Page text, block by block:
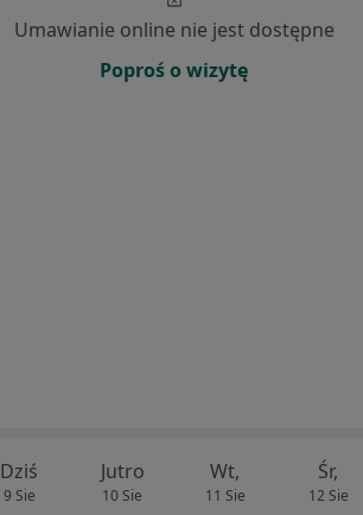
Umawianie online nie jest dostępne
Poproś o wizytę
Dziś
9 Sie
Jutro
10 Sie
Wt,
11 Sie
Śr,
12 Sie